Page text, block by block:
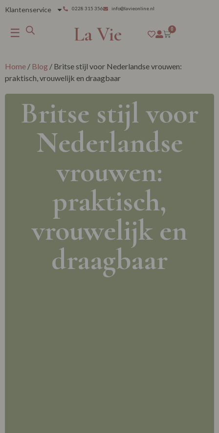
Klantenservice 0228 315 356 info@lavieonline.nl
☰ La Vie 0
Home / Blog / Britse stijl voor Nederlandse vrouwen:
praktisch, vrouwelijk en draagbaar
Britse stijl voor
Nederlandse
vrouwen:
praktisch,
vrouwelijk en
draagbaar